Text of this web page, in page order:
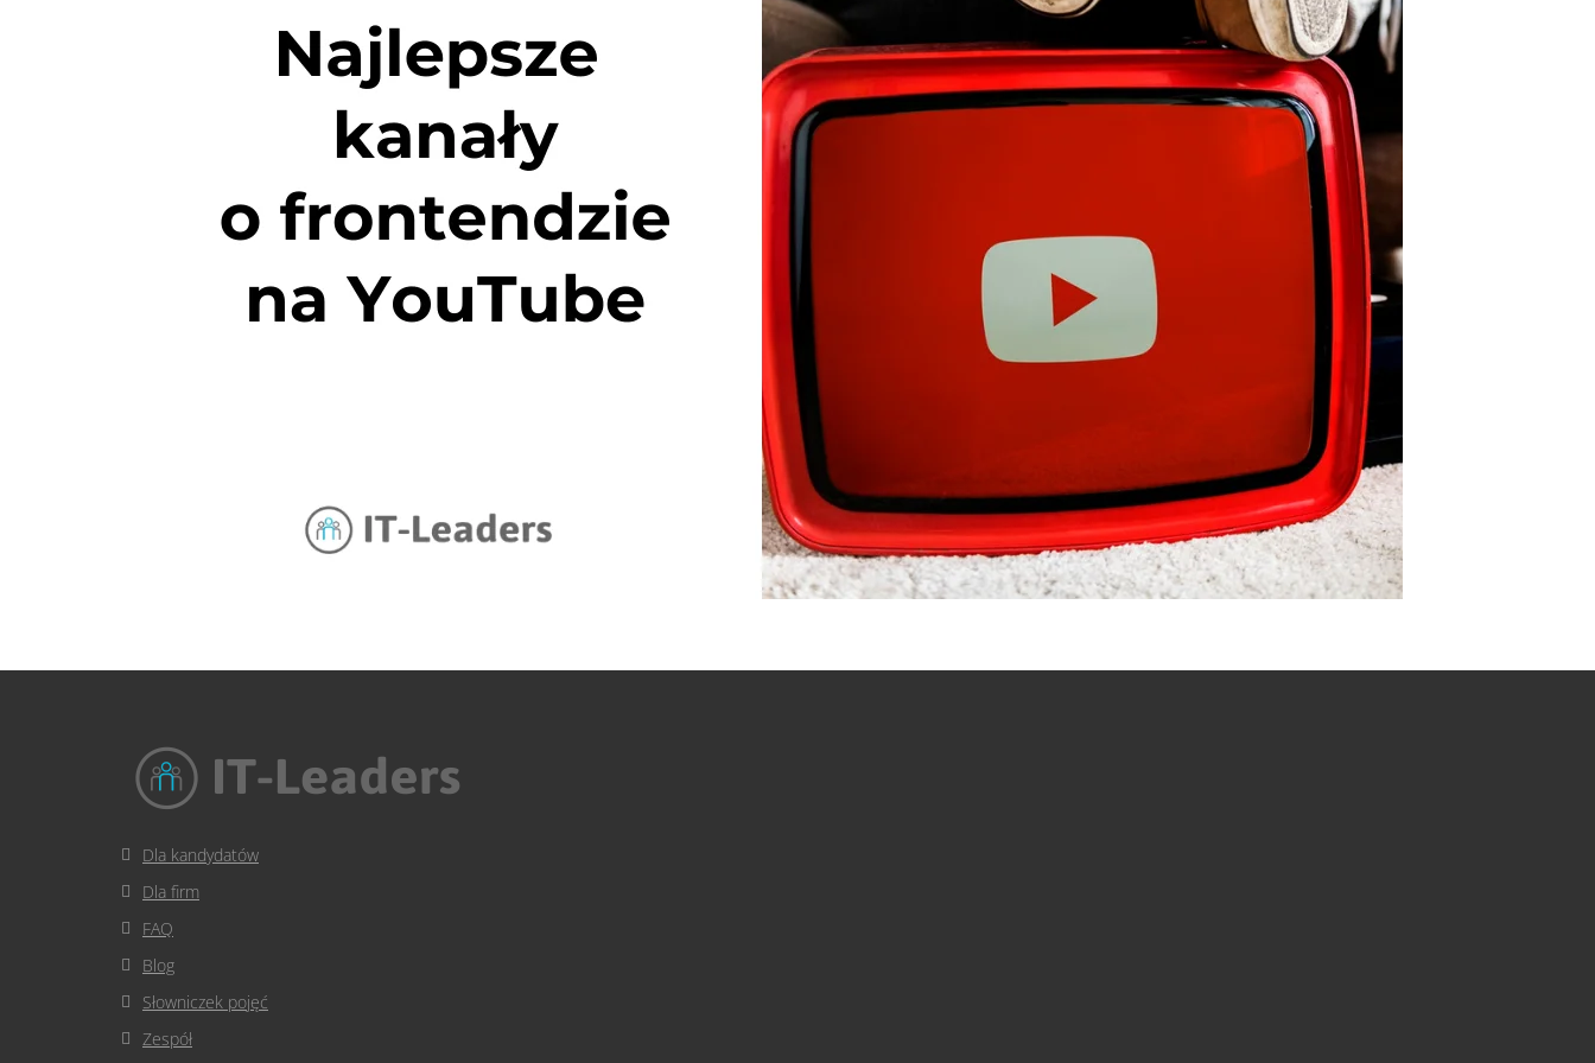
Dla kandydatów
Dla firm
FAQ
Blog
Słowniczek pojęć
Zespół